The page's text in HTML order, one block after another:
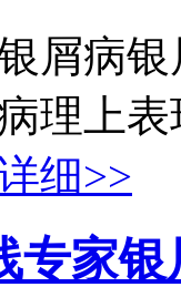
屑病
理上
细>>
专家银